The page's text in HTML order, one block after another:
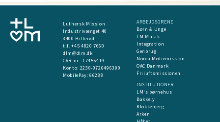
Luthersk Mission
Industrivænget 40
3400 Hillerød
tlf. +45 4820 7660
dlm@dlm.dk
CVR-nr.: 17455419
​Konto: 2230-0726496390
MobilePay:66288
ARBEJDSGRENE
Børn & Unge
LM Musik
Integration
Genbrug
Norea Mediemission
OAC Danmark
Friluftsmissionen
INSTITUTIONER
LM's børnehus
Bakkely
Klokkebjerg
Arken